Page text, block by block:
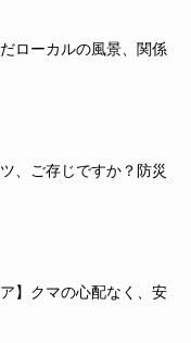
ローカルの風景、関係
、ご存じですか？防災
ア】クマの心配なく、安